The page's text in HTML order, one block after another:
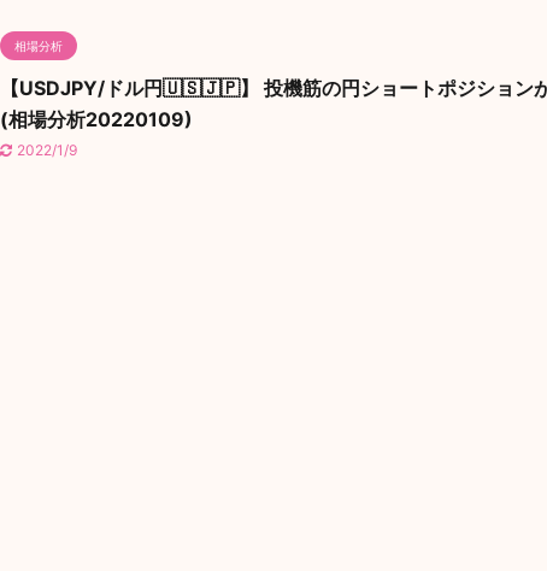
相場分析
【USDJPY/ドル円🇺🇸🇯🇵】 投機筋の円ショートポジション
(相場分析20220109)
2022/1/9